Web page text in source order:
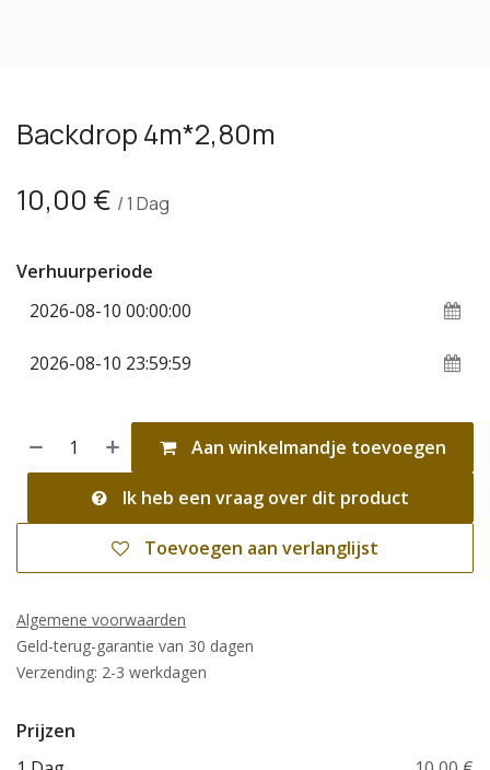
Backdrop 4m*2,80m
10,00 € /1 Dag
Verhuurperiode
Aan winkelmandje toevoegen
Ik heb een vraag over dit product
Toevoegen aan verlanglijst
Algemene voorwaarden
Geld-terug-garantie van 30 dagen
Verzending: 2-3 werkdagen
Prijzen